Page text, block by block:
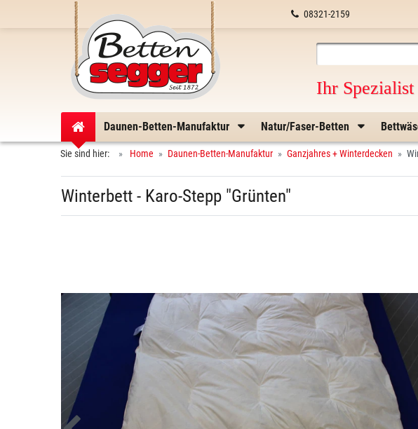
08321-2159
Ihr
Daunen-Betten-Manufaktur Natur/Faser-Betten
Sie sind hier: Home Daunen-Betten-Manufaktur Ganzjahres + Winterdecken
Winterbett - Karo-Stepp "Grünten"